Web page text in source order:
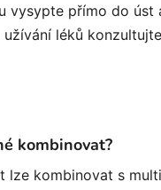
vysypte přímo do
léků
kombinovat?
lze kombinovat s